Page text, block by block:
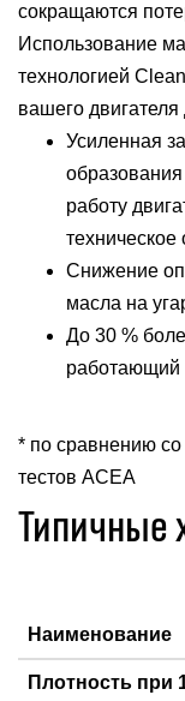
сокращаются
Использование
технологией
вашего двигателя
Усиленная
работу
Снижение
масла на
До 30 %
работающий
* по сравнению
тестов АСЕА
Типичные
Наименование
Плотность при